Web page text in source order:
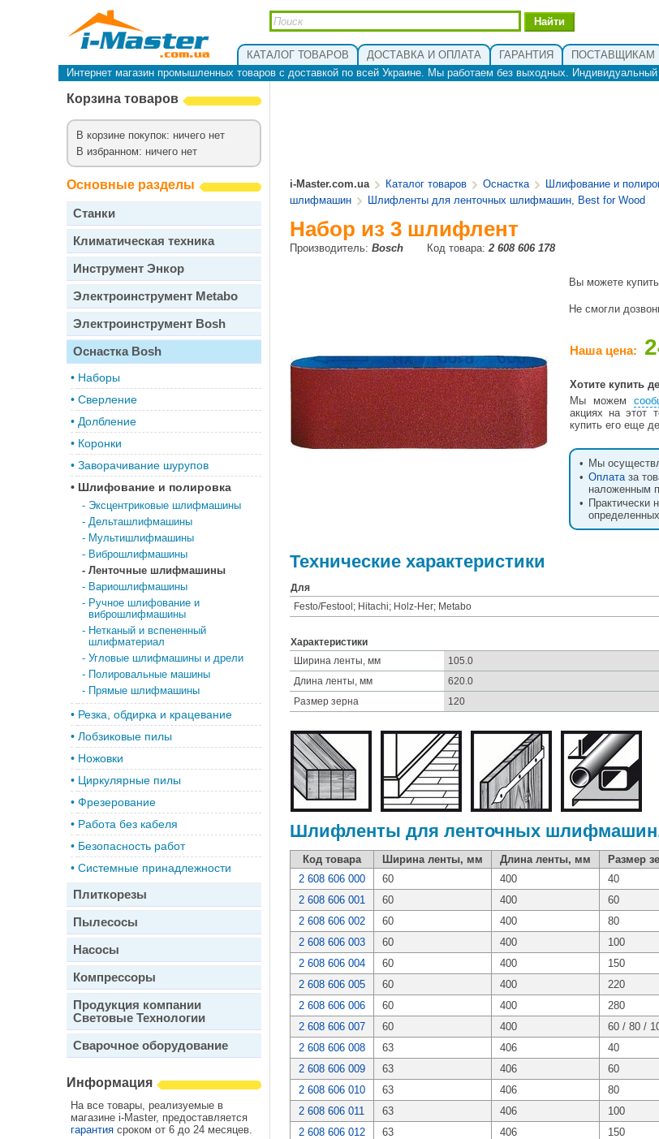
КАТАЛОГ ТОВАРОВ ДОСТАВКА И ОПЛАТА ГАРАНТИЯ ПОСТАВЩИКАМ
Интернет магазин промышленных товаров с доставкой по всей Украине. Мы работаем без выходных.
Корзина товаров
В корзине покупок: ничего нет
В избранном: ничего нет
Основные разделы
Станки
Климатическая техника
Инструмент Энкор
Электроинструмент Metabo
Электроинструмент Bosh
Оснастка Bosh
• Наборы
• Сверление
• Долбление
• Коронки
• Заворачивание шурупов
• Шлифование и полировка
- Эксцентриковые шлифмашины
- Дельташлифмашины
- Мультишлифмашины
- Виброшлифмашины
- Ленточные шлифмашины
- Вариошлифмашины
- Ручное шлифование и
виброшлифмашины
- Нетканый и вспененный
шлифматериал
- Угловые шлифмашины и дрели
- Полировальные машины
- Прямые шлифмашины
• Резка, обдирка и крацевание
• Лобзиковые пилы
• Ножовки
• Циркулярные пилы
• Фрезерование
• Работа без кабеля
• Безопасность работ
• Системные принадлежности
Плиткорезы
Пылесосы
Насосы
Компрессоры
Продукция компании
Световые Технологии
Сварочное оборудование
Информация
На все товары, реализуемые в
магазине i-Master, предоставляется
гарантия сроком от 6 до 24 месяцев.
i-Master.com.ua Каталог товаров Оснастка Шлифование и
шлифмашин
Шлифленты для ленточных шлифмашин, Best for Wood
Набор из 3 шлифлент
Производитель: Bosch Код товара: 2 608 606 178
Вы можете купить
Не смогли
Наша цена:
Хотите купить
Мы можем
акциях на этот
купить его еще
• Мы
• Оплатаза
наложенным
• Практически
Технические характеристики
Для
Festo/Festool; Hitachi; Holz-Her; Metabo
Характеристики
Ширина ленты, мм
105.0
Длина ленты, мм
620.0
Размер зерна
120
Шлифленты для ленточных шлифмашин,
Код товара Ширина ленты, мм Длина ленты, мм Размер
2 608 606 000
60 400 40
2 608 606 001
60 400 60
2 608 606 002
60 400 80
2 608 606 003
60 400 100
2 608 606 004
60 400 150
2 608 606 005
60 400 220
2 608 606 006
60 400 280
2 608 606 007
60 400 60 / 80 /
2 608 606 008
63 406 40
2 608 606 009
63 406 60
2 608 606 010
63 406 80
2 608 606 011
63 406 100
2 608 606 012
63 406 150